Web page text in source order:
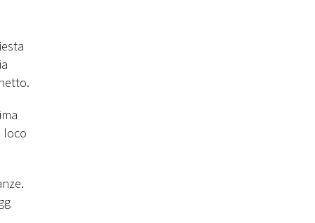
loco